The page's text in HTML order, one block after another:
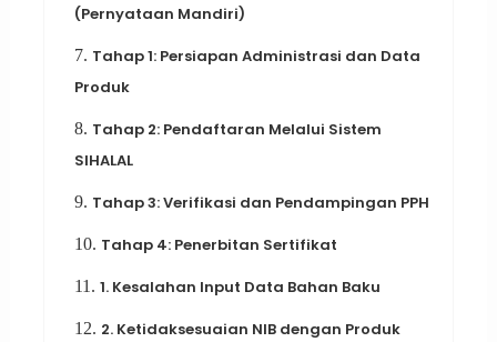
(Pernyataan Mandiri)
7. Tahap 1: Persiapan Administrasi dan Data
Produk
8. Tahap 2: Pendaftaran Melalui Sistem
SIHALAL
9. Tahap 3: Verifikasi dan Pendampingan PPH
10. Tahap 4: Penerbitan Sertifikat
11. 1. Kesalahan Input Data Bahan Baku
12. 2. Ketidaksesuaian NIB dengan Produk